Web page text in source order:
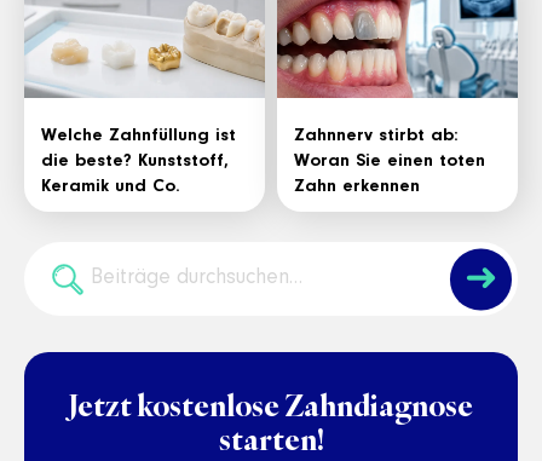
➜
Welche Zahnfüllung ist
die beste? Kunststoff,
Keramik und Co.
Zahnnerv stirbt ab:
Woran Sie einen toten
Zahn erkennen
Jetzt kostenlose Zahndiagnose
starten!